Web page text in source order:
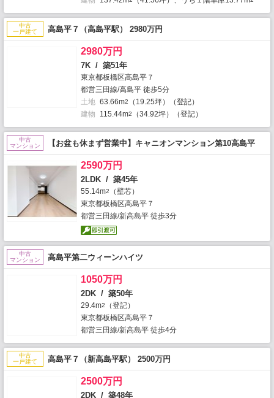
中古
一戸建て
高島平７（高島平駅） 2980万円
2980万円
7K / 築51年
東京都板橋区高島平７
都営三田線/高島平 徒歩5分
土地 63.66m2
（19.25坪）（登記）
建物
115.44m2 （34.92坪）（登記）
中古
マンション
【お盆も休まず営業中】キャニオンマンション第10高島平
2590万円
2LDK / 築45年
55.14m2
（壁芯）
東京都板橋区高島平７
都営三田線/新高島平 徒歩3分
中古
マンション
高島平第二ウィーンハイツ
1050万円
2DK / 築50年
29.4m2
（登記）
東京都板橋区高島平７
都営三田線/新高島平 徒歩4分
中古
一戸建て
高島平７（新高島平駅） 2500万円
2500万円
2DK / 築48年